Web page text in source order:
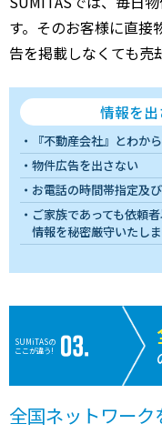
す。そのお客様に直接
告を掲載しなくても売
情報を
『不動産会社』とわか
物件広告を出さない
お電話の時間帯指定及
ご家族であっても依頼
情報を秘密厳守いたしま
SUMiTASの
ここが違う!
全国ネットワーク